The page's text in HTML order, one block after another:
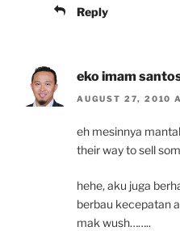
Reply
eko imam
AUGUST 27, 2010
eh mesinnya
their way to sell
hehe, aku juga
berbau kecepatan
mak wush……..